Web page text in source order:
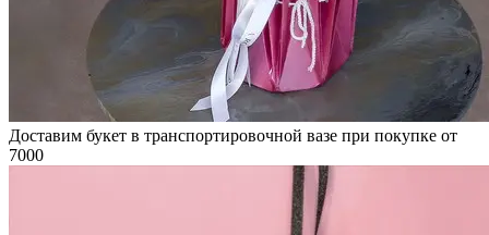
Доставим букет в транспортировочной вазе при покупке от
7000